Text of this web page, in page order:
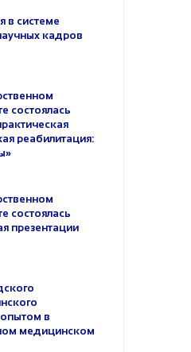
в системе
кадров
состоялась
реабилитация:
состоялась
презентации
в
медицинском